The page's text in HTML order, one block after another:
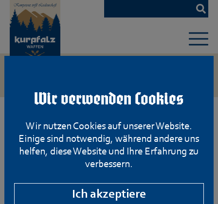
Wir verwenden Cookies
Wir nutzen Cookies auf unserer Website.
Einige sind notwendig, während andere uns
helfen, diese Website und Ihre Erfahrung zu
verbessern.
Ich akzeptiere
Zum
Hauptinhalt
springen